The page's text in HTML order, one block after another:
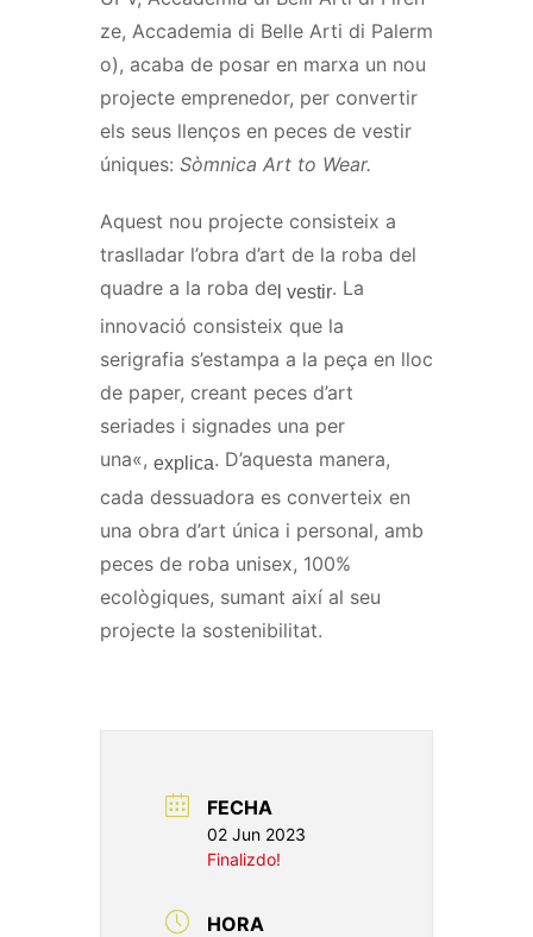
ze, Accademia di Belle Arti di Palerm
o), acaba de posar en marxa un nou
projecte emprenedor, per convertir
els seus llenços en peces de vestir
úniques: Sòmnica Art to Wear.
Aquest nou projecte consisteix a
traslladar l’obra d’art de la roba del
quadre a la roba de l vestir. La
innovació consisteix que la
serigrafia s’estampa a la peça en lloc
de paper, creant peces d’art
seriades i signades una per
una«, explica. D’aquesta manera,
cada dessuadora es converteix en
una obra d’art única i personal, amb
peces de roba unisex, 100%
ecològiques, sumant així al seu
projecte la sostenibilitat.
FECHA
02 Jun 2023
Finalizdo!
HORA